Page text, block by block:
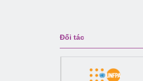
Đối tác